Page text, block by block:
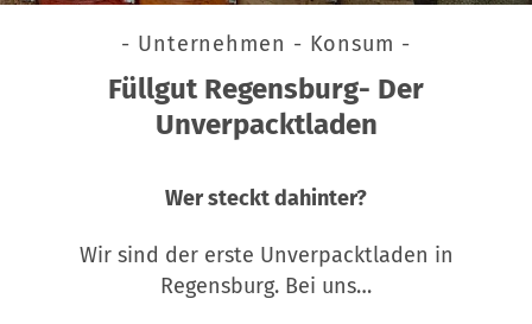
- Unternehmen - Konsum -
Füllgut Regensburg- Der
Unverpacktladen
Wer steckt dahinter?
Wir sind der erste Unverpacktladen in
Regensburg. Bei uns…